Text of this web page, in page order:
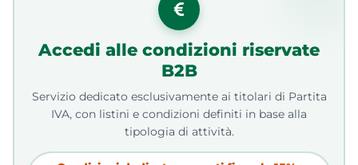
Accedi alle condizioni riservate
B2B
Servizio dedicato esclusivamente ai titolari di Partita
IVA, con listini e condizioni definiti in base alla
tipologia di attività.